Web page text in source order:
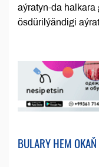
aýratyn-da
ösdürilýändigi
BULARY HEM OKAŇ